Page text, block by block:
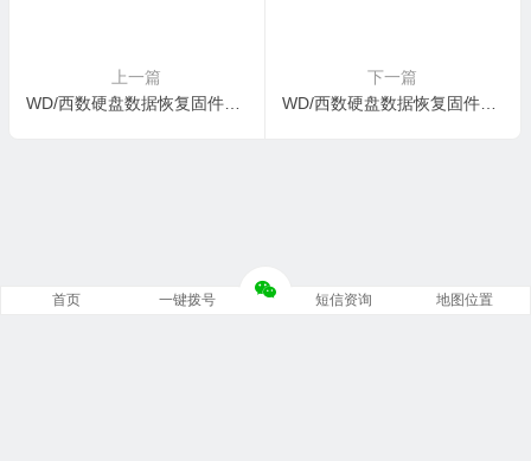
上一篇
WD/西数硬盘数据恢复固件WD10EZEX-08M2NA0-01.01A01-WD-WMC3F0E2DK5T-00060042-1578
下一篇
WD/西数硬盘数据恢复固件WDC WD10EZEX-08M2NA0-01-01A01-WD-WMC3F0835331-0006001T-1578
首页 一键拨号 短信资询 地图位置